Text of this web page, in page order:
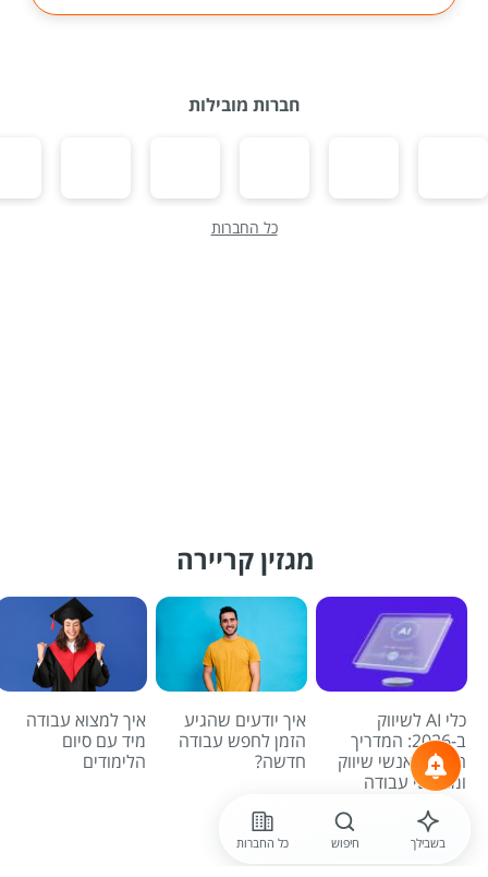
חברות מובילות
כל החברות
מגזין קריירה
כלי AI לשיווק
ב-2026: המדריך
המלא לאנשי שיווק
ומחפשי עבודה
איך יודעים שהגיע
הזמן לחפש עבודה
חדשה?
איך למצוא עבודה
מיד עם סיום
הלימודים
לכל הכתבות
בשבילך חיפוש כל החברות